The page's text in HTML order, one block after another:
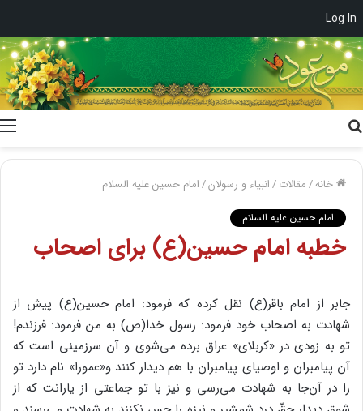
Log In
خانه/مقالات/انبیاء و رسولان/امام حسین علیه السلام
امام حسین علیه السلام
خطبه امام حسین(ع) برای اصحاب
جابر از امام باقر(ع) نقل کرده که فرمود: امام حسین(ع) پیش از
شهادت به اصحاب خود فرمود: رسول خدا(ص) به من فرمود: فرزندم!
تو به زودی در «کربلای» عراق برده می‌شوی و آن سرزمینی است که
آن پیامبران و اوصیای پیامبران با هم دیدار کنند و«عمورا» نام دارد تو
را در آن‌جا به شهادت می‌رسی و نیز با تو جماعتی از یارانت که از